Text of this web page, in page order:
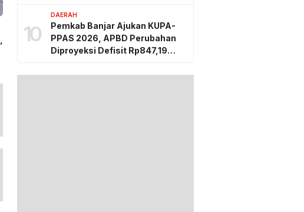
10
DAERAH
Pemkab Banjar Ajukan KUPA-
PPAS 2026, APBD Perubahan
Diproyeksi Defisit Rp847,19